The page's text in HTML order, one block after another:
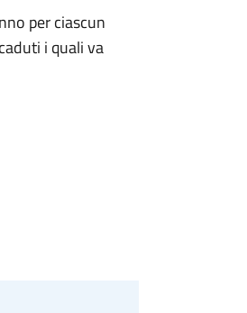
per ciascun
i quali va